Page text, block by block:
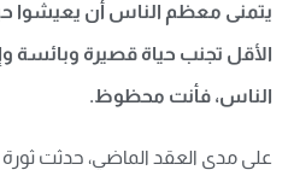
يتمنى معظم الناس أن يعيشوا
الأقل تجنب حياة قصيرة
الناس، فأنت محظوظ.
على مدى العقد الماضي، حدثت ثورة